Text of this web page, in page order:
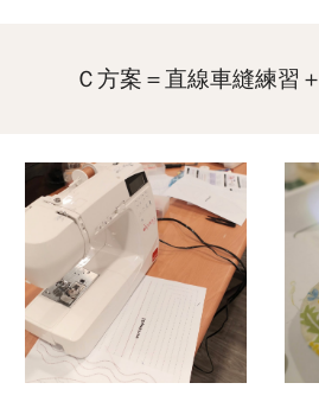
Ｃ方案＝直線車縫練習＋